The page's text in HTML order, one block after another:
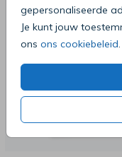
gepersonaliseerde
Je kunt jouw
ons ons cookiebeleid